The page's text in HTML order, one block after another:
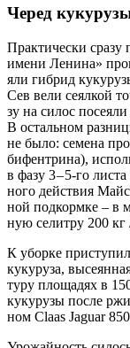
Черед
Прак­ти­че­ски сра­зу
име­ни Лени­на»
я­ли гибрид
Сев вели сеял­кой
зу на силос
В осталь­ном
не было: семе­на
бифен­три­на),
в фазу 3 – 5-го
но­го дей­ствия
ной под­корм­ке – в
ную селит­ру 200 кг
К убор­ке
куку­ру­за,
ту­ру пло­ща­дях в
куку­ру­зы после
ном Claas Jaguar